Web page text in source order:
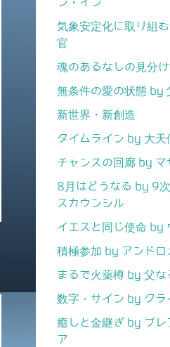
気象安定化に取り組
官
魂のあるなしの見分
無条件の愛の状態 by
新世界・新創造
タイムライン by 大天
チャンスの回廊 by マ
8月はどうなる by 9
スカウンシル
イエスと同じ使命 by
積極参加 by アンドロ
まるで火薬樽 by 父な
数字・サイン by クラ
癒しと金継ぎ by プレ
ア